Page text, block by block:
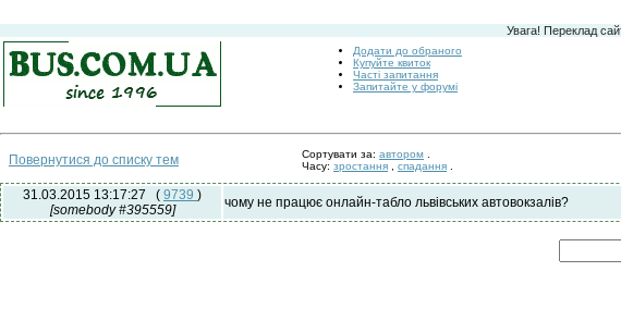
Увага! Переклад
Додати до обраного
Купуйте квиток
Часті запитання
Запитайте у форумі
Повернутися до списку тем Сортувати за: автором
Часу: зростання спадання
31.03.2015 13:17:27
( 9739 )
[somebody #395559]
чому не працює онлайн-табло львівських автовокзалів?